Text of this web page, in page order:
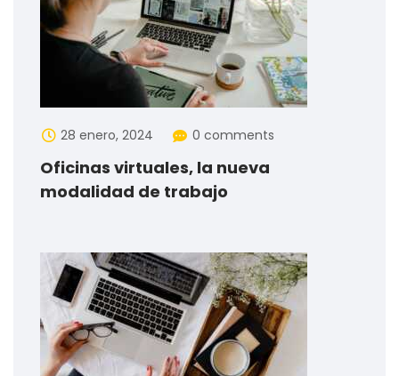
28 enero, 2024 0 comments
Oficinas virtuales, la nueva
modalidad de trabajo